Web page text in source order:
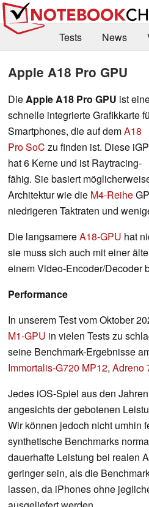
Tests News
Forum
Apple A18 Pro GPU
DieApple A18 Pro GPU ist
schnelle integrierte Grafikkarte
Smartphones, die auf demA18
Pro SoC zu finden ist. Diese
hat 6 Kerne und ist Raytracing-
fähig. Sie basiert
Architektur wie die M4-Reihe
niedrigeren Taktraten und
Die langsamereA18-GPU hat
sie muss sich auch mit einer
einem Video-Encoder/Decoder
Performance
In unserem Test vom Oktober
M1-GPU in vielen Tests zu
seine Benchmark-Ergebnisse
Immortalis-G720 MP12, Adreno
Jedes iOS-Spiel aus den
angesichts der gebotenen
Wir können jedoch nicht umhin
synthetische Benchmarks
dauerhafte Leistung bei realen
geringer sein, als die
lassen, da iPhones ohne